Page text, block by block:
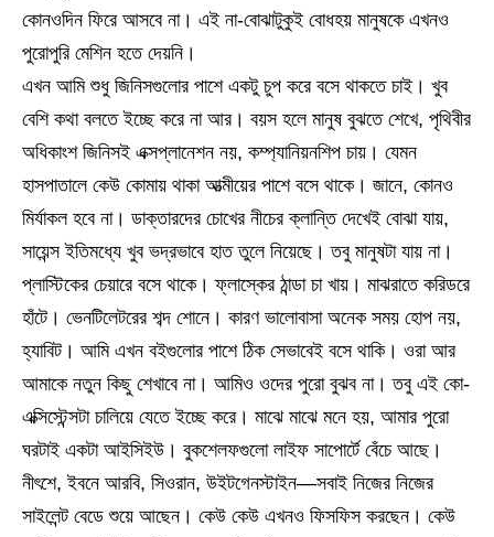
কোনওদিন ফিরে আসবে না। এই না-বোঝাটুকুই বোধহয় মানুষকে এখনও
পুরোপুরি মেশিন হতে দেয়নি।
এখন আমি শুধু জিনিসগুলোর পাশে একটু চুপ করে বসে থাকতে চাই। খুব
বেশি কথা বলতে ইচ্ছে করে না আর। বয়স হলে মানুষ বুঝতে শেখে, পৃথিবীর
অধিকাংশ জিনিসই এক্সপ্লানেশন নয়, কম্প্যানিয়নশিপ চায়। যেমন
হাসপাতালে কেউ কোমায় থাকা আত্মীয়ের পাশে বসে থাকে। জানে, কোনও
মির্যাকল হবে না। ডাক্তারদের চোখের নীচের ক্লান্তি দেখেই বোঝা যায়,
সায়েন্স ইতিমধ্যে খুব ভদ্রভাবে হাত তুলে নিয়েছে। তবু মানুষটা যায় না।
প্লাস্টিকের চেয়ারে বসে থাকে। ফ্লাস্কের ঠান্ডা চা খায়। মাঝরাতে করিডরে
হাঁটে। ভেনটিলেটরের শব্দ শোনে। কারণ ভালোবাসা অনেক সময় হোপ নয়,
হ্যাবিট। আমি এখন বইগুলোর পাশে ঠিক সেভাবেই বসে থাকি। ওরা আর
আমাকে নতুন কিছু শেখাবে না। আমিও ওদের পুরো বুঝব না। তবু এই কো-
এক্সিস্টেন্সটা চালিয়ে যেতে ইচ্ছে করে। মাঝে মাঝে মনে হয়, আমার পুরো
ঘরটাই একটা আইসিইউ। বুকশেলফগুলো লাইফ সাপোর্টে বেঁচে আছে।
নীৎশে, ইবনে আরবি, সিওরান, উইটগেনস্টাইন—সবাই নিজের নিজের
সাইলেন্ট বেডে শুয়ে আছেন। কেউ কেউ এখনও ফিসফিস করছেন। কেউ